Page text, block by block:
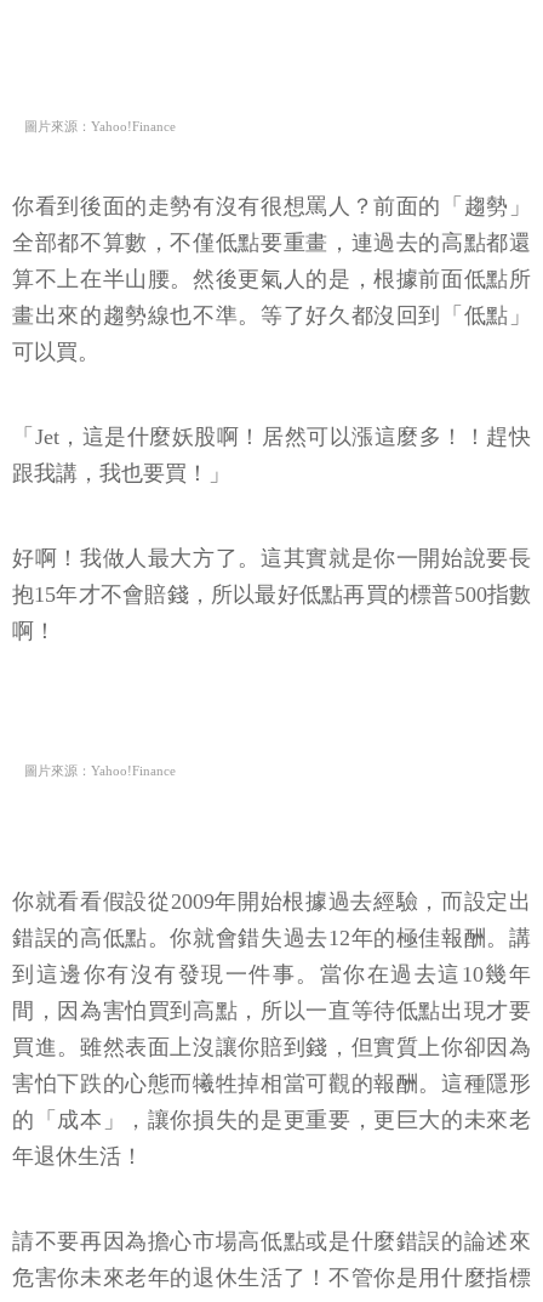
圖片來源：Yahoo!Finance
你看到後面的走勢有沒有很想罵人？前面的「趨勢」
全部都不算數，不僅低點要重畫，連過去的高點都還
算不上在半山腰。然後更氣人的是，根據前面低點所
畫出來的趨勢線也不準。等了好久都沒回到「低點」
可以買。
「Jet，這是什麼妖股啊！居然可以漲這麼多！！趕快
跟我講，我也要買！」
好啊！我做人最大方了。這其實就是你一開始說要長
抱15年才不會賠錢，所以最好低點再買的標普500指數
啊！
圖片來源：Yahoo!Finance
你就看看假設從2009年開始根據過去經驗，而設定出
錯誤的高低點。你就會錯失過去12年的極佳報酬。講
到這邊你有沒有發現一件事。當你在過去這10幾年
間，因為害怕買到高點，所以一直等待低點出現才要
買進。雖然表面上沒讓你賠到錢，但實質上你卻因為
害怕下跌的心態而犧牲掉相當可觀的報酬。這種隱形
的「成本」，讓你損失的是更重要，更巨大的未來老
年退休生活！
請不要再因為擔心市場高低點或是什麼錯誤的論述來
危害你未來老年的退休生活了！不管你是用什麼指標